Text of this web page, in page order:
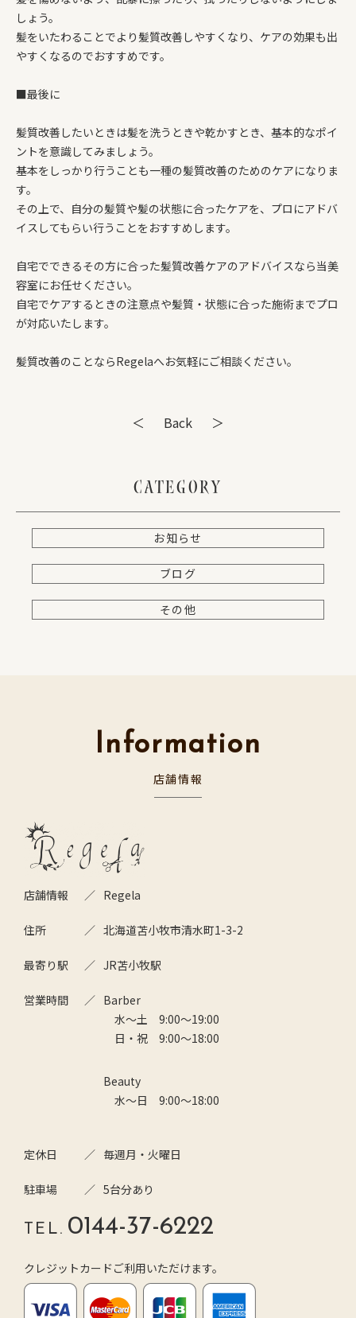
しょう。
髪をいたわることでより髪質改善しやすくなり、ケアの効果も出
やすくなるのでおすすめです。
■最後に
髪質改善したいときは髪を洗うときや乾かすとき、基本的なポイ
ントを意識してみましょう。
基本をしっかり行うことも一種の髪質改善のためのケアになりま
す。
その上で、自分の髪質や髪の状態に合ったケアを、プロにアドバ
イスしてもらい行うことをおすすめします。
自宅でできるその方に合った髪質改善ケアのアドバイスなら当美
容室にお任せください。
自宅でケアするときの注意点や髪質・状態に合った施術までプロ
が対応いたします。
髪質改善のことならRegelaへお気軽にご相談ください。
＜ Back ＞
CATEGORY
お知らせ
ブログ
その他
Information
店舗情報
店舗情報 Regela
住所 北海道苫小牧市清水町1-3-2
最寄り駅 JR苫小牧駅
営業時間
Barber
水～土 9:00～19:00
日・祝 9:00～18:00
Beauty
水～日 9:00～18:00
定休日 毎週月・火曜日
駐車場 5台分あり
TEL. 0144-37-6222
クレジットカードご利用いただけます。